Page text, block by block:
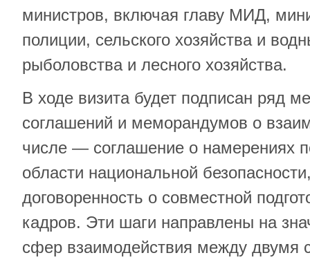
министров, включая главу МИД,
полиции, сельского хозяйства и
рыболовства и лесного хозяйства.
В ходе визита будет подписан ряд
соглашений и меморандумов о
числе — соглашение о намерениях
области национальной
договоренность о совместной
кадров. Эти шаги направлены на
сфер взаимодействия между двумя